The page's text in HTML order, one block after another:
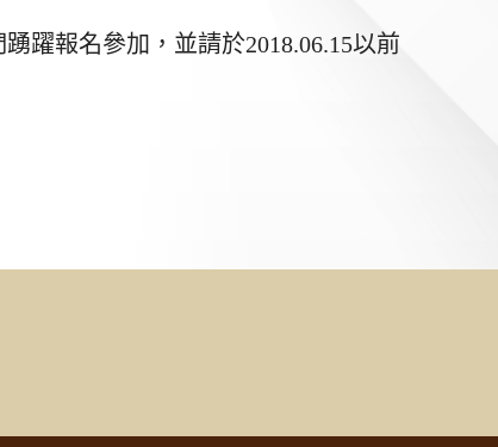
躍報名參加， 並請於2018.06.15以前